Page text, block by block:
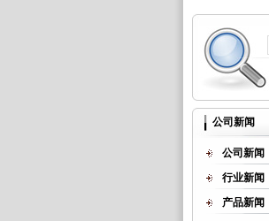
公司新闻
公司新闻
行业新闻
产品新闻